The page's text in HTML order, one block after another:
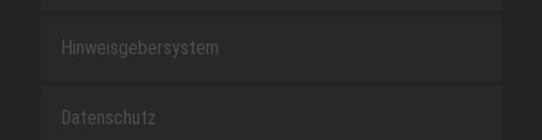
Hinweisgebersystem
Datenschutz